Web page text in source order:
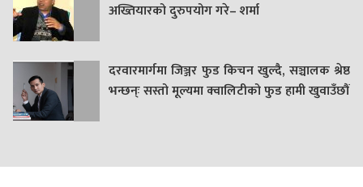
अख्तियारको दुरुपयोग गरे– शर्मा
दरवारमार्गमा जिञ्जर फुड किचन खुल्दै, सञ्चालक श्रेष्ठ
भन्छन्ः सस्तो मूल्यमा क्वालिटीको फुड हामी खुवाउँछौं